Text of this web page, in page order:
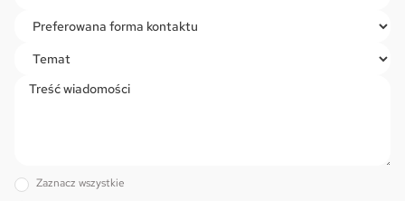
Zaznacz wszystkie